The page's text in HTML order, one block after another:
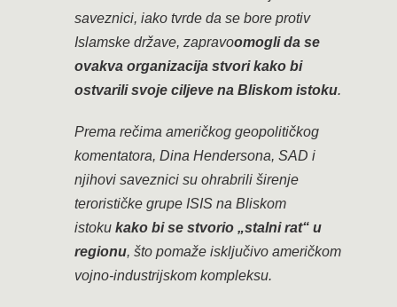
saveznici, iako tvrde da se bore protiv
Islamske države, zapravoomogli da se
ovakva organizacija stvori kako bi
ostvarili svoje ciljeve na Bliskom istoku.
Prema rečima američkog geopolitičkog
komentatora, Dina Hendersona, SAD i
njihovi saveznici su ohrabrili širenje
terorističke grupe ISIS na Bliskom
istoku kako bi se stvorio „stalni rat“ u
regionu, što pomaže isključivo američkom
vojno-industrijskom kompleksu.